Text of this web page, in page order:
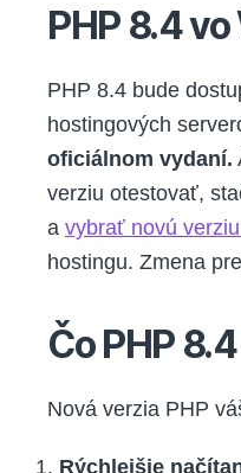
PHP 8.4
PHP 8.4 bude
hostingových
oficiálnom vydaní.
verziu otestovať,
a vybrať novú
hostingu. Zmena
Čo PHP
Nová verzia PHP
Rýchlejšie